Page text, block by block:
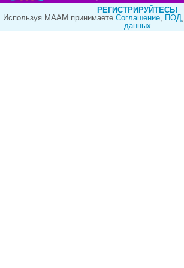
РЕГИСТРИРУЙТЕСЬ!
Используя МААМ принимаете Cоглашение, ПОД,
данных